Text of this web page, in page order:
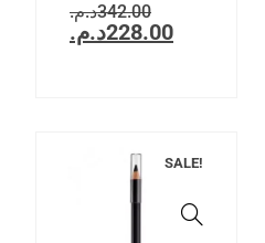
342.00د.م.
228.00د.م.
SALE!